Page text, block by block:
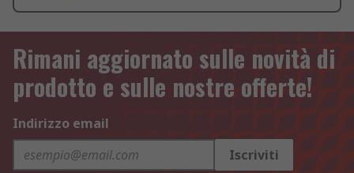
Rimani aggiornato sulle novità di
prodotto e sulle nostre offerte!
Indirizzo email
Iscriviti